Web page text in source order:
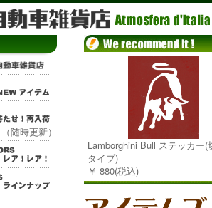
（随時更新）
Lamborghini Bull ステッカー(
タイプ)
￥ 880(税込)